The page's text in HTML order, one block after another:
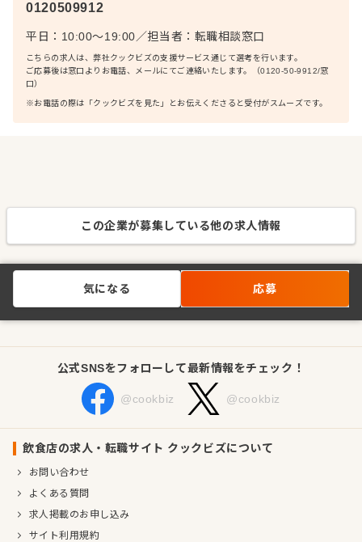
0120509912
平日：10:00〜19:00／担当者： 転職相談窓口
こちらの求人は、弊社クックビズの支援サービス通じて選考を行います。
ご応募後は窓口よりお電話、メールにてご連絡いたします。（0120-50-9912/窓
口）
※お電話の際は「クックビズを見た」とお伝えくださると受付がスムーズです。
この企業が募集している他の求人情報
気になる 応募
公式SNSをフォローして最新情報をチェック！
@cookbiz @cookbiz
飲食店の求人・転職サイト クックビズについて
お問い合わせ
よくある質問
求人掲載のお申し込み
サイト利用規約